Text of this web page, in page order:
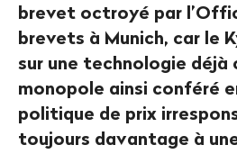
brevet octroyé par
brevets à Munich, car le
sur une technologie déjà
monopole ainsi conféré
politique de prix
toujours davantage à